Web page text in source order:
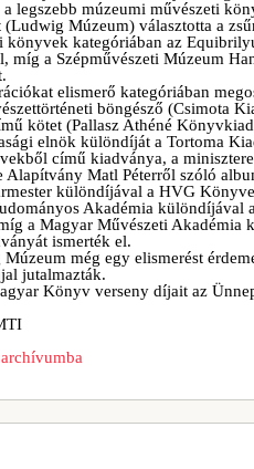
legszebb múzeumi művészeti
Múzeum) választotta a
könyvek kategóriában az
míg a Szépművészeti Múzeum
elismerő kategóriában
böngésző (Csimota
kötet (Pallasz Athéné
elnök különdíját a Tortoma
című kiadványa, a
Alapítvány Matl Péterről szóló
különdíjával a HVG
Akadémia különdíjával
a Magyar Művészeti Akadémia
ismerték el.
még egy elismerést
jutalmazták.
Könyv verseny díjait az